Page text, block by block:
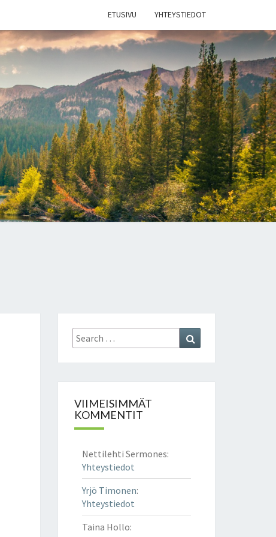
ETUSIVU YHTEYSTIEDOT
Search
for:
VIIMEISIMMÄT
KOMMENTIT
Nettilehti Sermones:
Yhteystiedot
Yrjö Timonen:
Yhteystiedot
Taina Hollo: